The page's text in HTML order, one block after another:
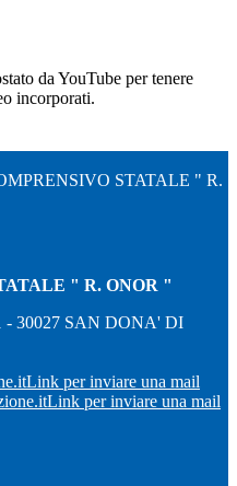
da YouTube per tenere
incorporati.
STATALE " R.
" R. ONOR "
30027 SAN DONA' DI
Link per inviare una mail
Link per inviare una mail